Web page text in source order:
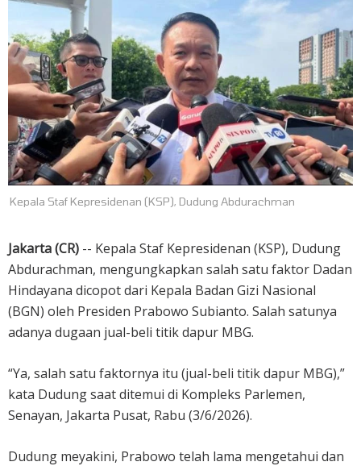
Kepala Staf Kepresidenan (KSP), Dudung Abdurachman
Jakarta (CR) -- Kepala Staf Kepresidenan (KSP), Dudung
Abdurachman, mengungkapkan salah satu faktor Dadan
Hindayana dicopot dari Kepala Badan Gizi Nasional
(BGN) oleh Presiden Prabowo Subianto. Salah satunya
adanya dugaan jual-beli titik dapur MBG.
“Ya, salah satu faktornya itu (jual-beli titik dapur MBG),”
kata Dudung saat ditemui di Kompleks Parlemen,
Senayan, Jakarta Pusat, Rabu (3/6/2026).
Dudung meyakini, Prabowo telah lama mengetahui dan